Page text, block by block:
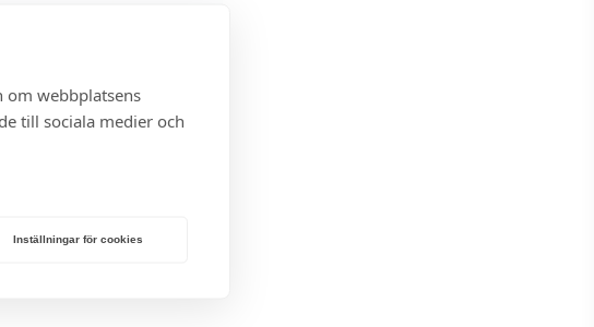
om webbplatsens
till sociala medier och
Inställningar för cookies